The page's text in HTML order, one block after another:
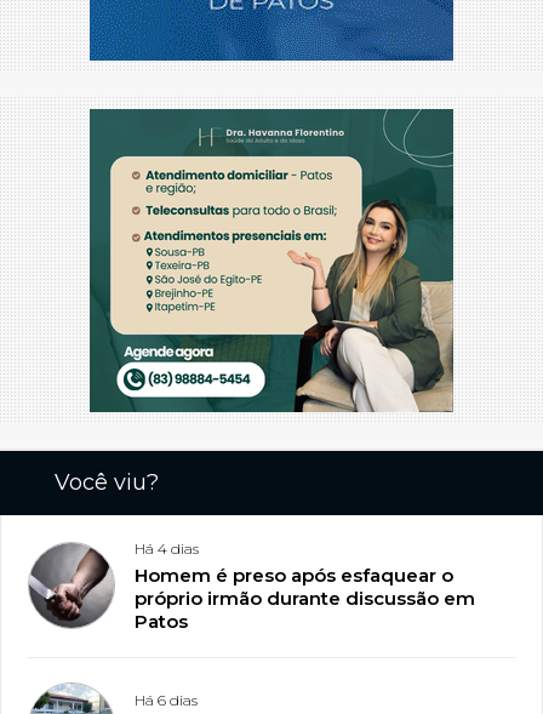
Você viu?
Há 4 dias
Homem é preso após esfaquear o
próprio irmão durante discussão em
Patos
Há 6 dias